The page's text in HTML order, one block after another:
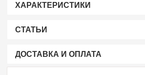
ХАРАКТЕРИСТИКИ
СТАТЬИ
ДОСТАВКА И ОПЛАТА